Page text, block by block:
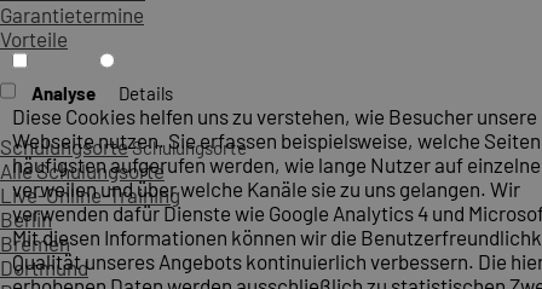
Garantietermine
Vorteile
SchulungsorteSchulungsorte
Alle Schulungsorte
Live-Online-Training
Berlin
Bremen
Dortmund
Analyse Details
Diese Cookies helfen uns zu verstehen, wie Besucher unsere
Webseite nutzen. Sie erfassen beispielsweise, welche
häufigsten aufgerufen werden, wie lange Nutzer auf
verweilen und über welche Kanäle sie zu uns gelangen. Wir
verwenden dafür Dienste wie Google Analytics 4 und
Mit diesen Informationen können wir die
Qualität unseres Angebots kontinuierlich verbessern. Die